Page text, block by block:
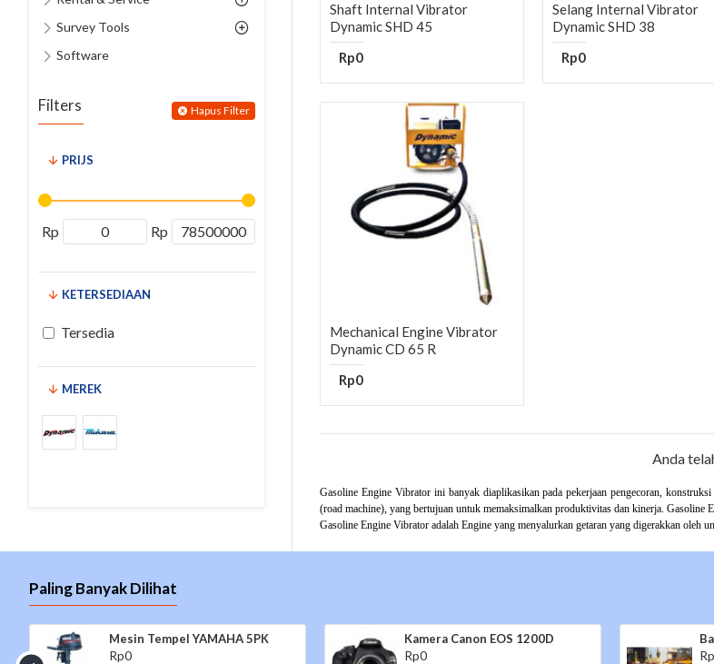
Survey Tools
Software
Filters Hapus Filter
PRIJS
Rp Rp
MEREK
KETERSEDIAAN
Tersedia
Shaft Internal Vibrator
Dynamic SHD 45
Rp0
Selang Internal Vibrator
Dynamic SHD 38
Rp0
Mechanical Engine Vibrator
Dynamic CD 65 R
Rp0
Anda
Gasoline Engine Vibratorini banyak diaplikasikan pada pekerjaan pengecoran,
(road machine), yang bertujuan untuk memaksimalkan produktivitas dan kinerja. Gasoline
Gasoline Engine Vibrator adalah Engine yang menyalurkan getaran yang digerakkan oleh
Paling Banyak Dilihat
AIRMAN PDS185S Mesin Tempel YAMAHA 5PK